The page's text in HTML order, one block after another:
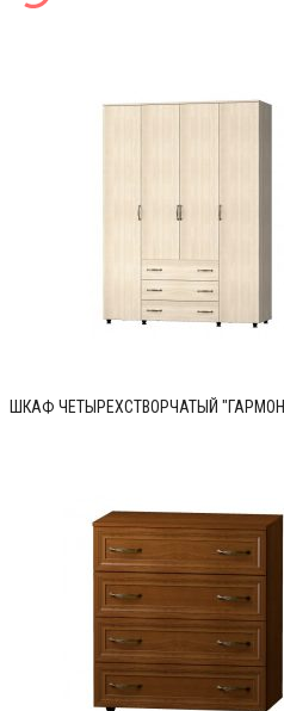
ШКАФ ЧЕТЫРЕХСТВОРЧАТЫЙ